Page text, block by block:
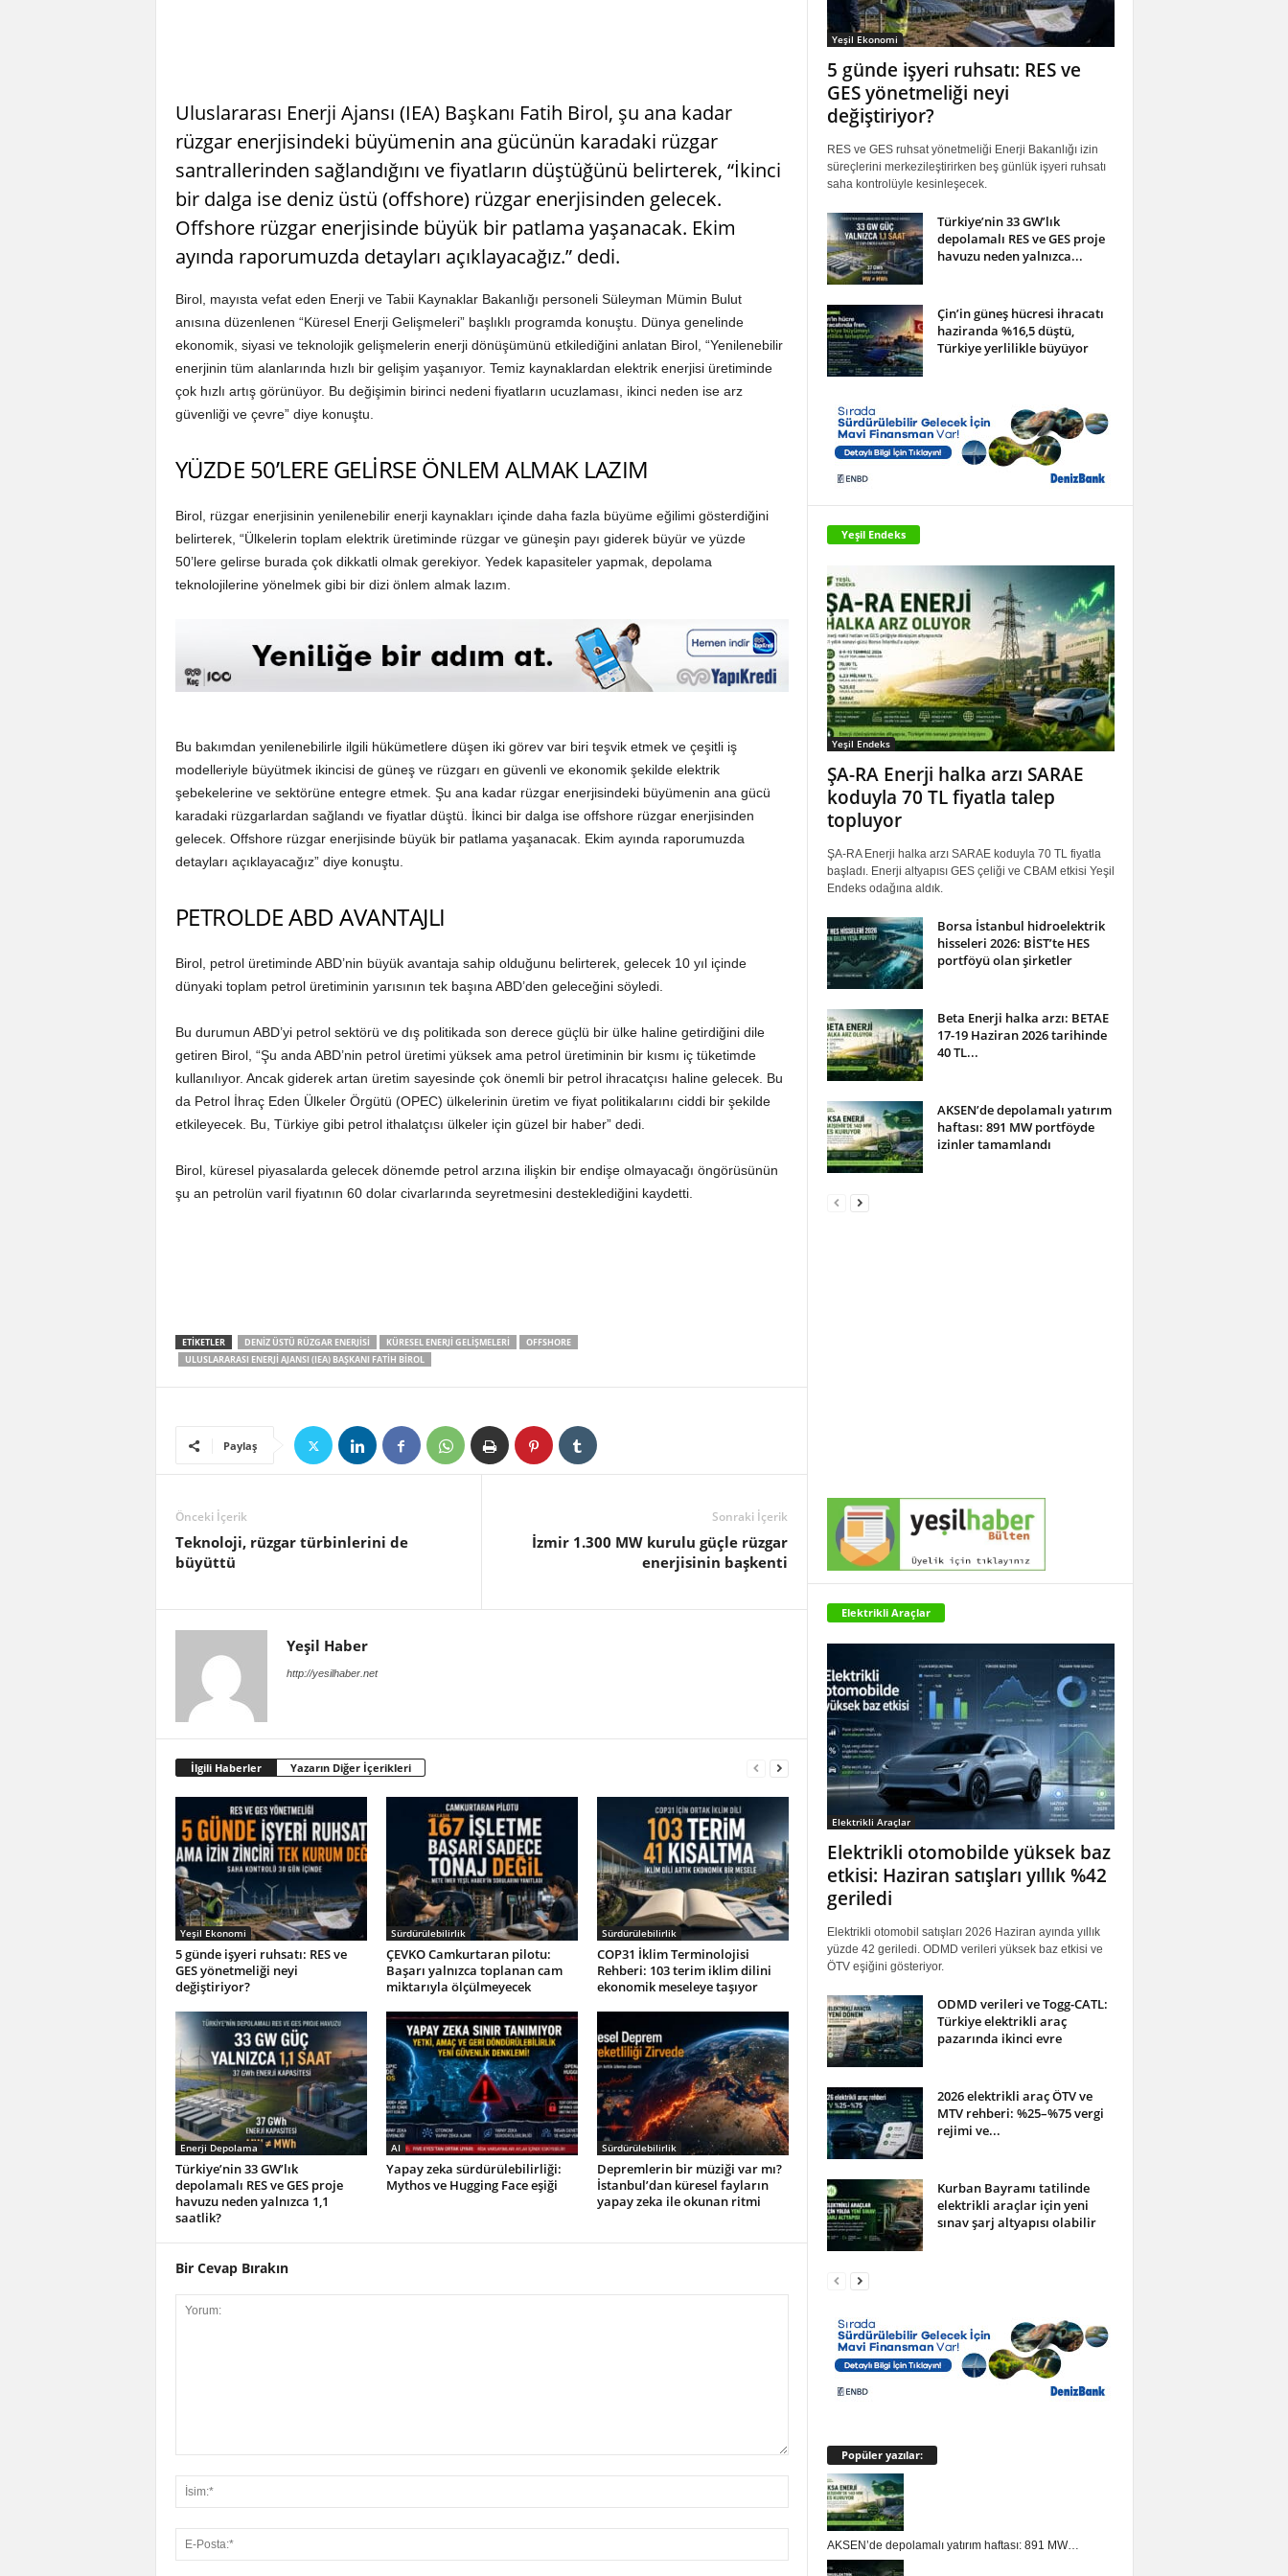
Uluslararası Enerji Ajansı (IEA) Başkanı Fatih Birol, şu ana kadar
rüzgar enerjisindeki büyümenin ana gücünün karadaki rüzgar
santrallerinden sağlandığını ve fiyatların düştüğünü belirterek, “İkinci
bir dalga ise deniz üstü (offshore) rüzgar enerjisinden gelecek.
Offshore rüzgar enerjisinde büyük bir patlama yaşanacak. Ekim
ayında raporumuzda detayları açıklayacağız.” dedi.
Birol, mayısta vefat eden Enerji ve Tabii Kaynaklar Bakanlığı personeli Süleyman Mümin Bulut
anısına düzenlenen “Küresel Enerji Gelişmeleri” başlıklı programda konuştu. Dünya genelinde
ekonomik, siyasi ve teknolojik gelişmelerin enerji dönüşümünü etkilediğini anlatan Birol, “Yenilenebilir
enerjinin tüm alanlarında hızlı bir gelişim yaşanıyor. Temiz kaynaklardan elektrik enerjisi üretiminde
çok hızlı artış görünüyor. Bu değişimin birinci nedeni fiyatların ucuzlaması, ikinci neden ise arz
güvenliği ve çevre” diye konuştu.
YÜZDE 50’LERE GELİRSE ÖNLEM ALMAK LAZIM
Birol, rüzgar enerjisinin yenilenebilir enerji kaynakları içinde daha fazla büyüme eğilimi gösterdiğini
belirterek, “Ülkelerin toplam elektrik üretiminde rüzgar ve güneşin payı giderek büyür ve yüzde
50’lere gelirse burada çok dikkatli olmak gerekiyor. Yedek kapasiteler yapmak, depolama
teknolojilerine yönelmek gibi bir dizi önlem almak lazım.
Bu bakımdan yenilenebilirle ilgili hükümetlere düşen iki görev var biri teşvik etmek ve çeşitli iş
modelleriyle büyütmek ikincisi de güneş ve rüzgarı en güvenli ve ekonomik şekilde elektrik
şebekelerine ve sektörüne entegre etmek. Şu ana kadar rüzgar enerjisindeki büyümenin ana gücü
karadaki rüzgarlardan sağlandı ve fiyatlar düştü. İkinci bir dalga ise offshore rüzgar enerjisinden
gelecek. Offshore rüzgar enerjisinde büyük bir patlama yaşanacak. Ekim ayında raporumuzda
detayları açıklayacağız” diye konuştu.
PETROLDE ABD AVANTAJLI
Birol, petrol üretiminde ABD’nin büyük avantaja sahip olduğunu belirterek, gelecek 10 yıl içinde
dünyaki toplam petrol üretiminin yarısının tek başına ABD’den geleceğini söyledi.
Bu durumun ABD’yi petrol sektörü ve dış politikada son derece güçlü bir ülke haline getirdiğini dile
getiren Birol, “Şu anda ABD’nin petrol üretimi yüksek ama petrol üretiminin bir kısmı iç tüketimde
kullanılıyor. Ancak giderek artan üretim sayesinde çok önemli bir petrol ihracatçısı haline gelecek. Bu
da Petrol İhraç Eden Ülkeler Örgütü (OPEC) ülkelerinin üretim ve fiyat politikalarını ciddi bir şekilde
etkileyecek. Bu, Türkiye gibi petrol ithalatçısı ülkeler için güzel bir haber” dedi.
Birol, küresel piyasalarda gelecek dönemde petrol arzına ilişkin bir endişe olmayacağı öngörüsünün
şu an petrolün varil fiyatının 60 dolar civarlarında seyretmesini desteklediğini kaydetti.
ETIKETLER DENIZ ÜSTÜ RÜZGAR ENERJISI KÜRESEL ENERJI GELIŞMELERI
OFFSHORE
ULUSLARARASI ENERJI AJANSI (IEA) BAŞKANI FATIH BIROL
Paylaş
Önceki İçerik
Teknoloji, rüzgar türbinlerini de
büyüttü
Sonraki İçerik
İzmir 1.300 MW kurulu güçle rüzgar
enerjisinin başkenti
Yeşil Haber
http://yesilhaber.net
İlgili Haberler Yazarın Diğer İçerikleri
Yeşil Ekonomi
5 günde işyeri ruhsatı: RES ve
GES yönetmeliği neyi
değiştiriyor?
Sürdürülebilirlik
ÇEVKO Camkurtaran pilotu:
Başarı yalnızca toplanan cam
miktarıyla ölçülmeyecek
Sürdürülebilirlik
COP31 İklim Terminolojisi
Rehberi: 103 terim iklim dilini
ekonomik meseleye taşıyor
Enerji Depolama
Türkiye’nin 33 GW’lık
depolamalı RES ve GES proje
havuzu neden yalnızca 1,1
saatlik?
AI
Yapay zeka sürdürülebilirliği:
Mythos ve Hugging Face eşiği
Sürdürülebilirlik
Depremlerin bir müziği var mı?
İstanbul’dan küresel fayların
yapay zeka ile okunan ritmi
Bir Cevap Bırakın
Yeşil Ekonomi
5 günde işyeri ruhsatı: RES ve
GES yönetmeliği neyi
değiştiriyor?
RES ve GES ruhsat yönetmeliği Enerji Bakanlığı izin
süreçlerini merkezileştirirken beş günlük işyeri ruhsatı
saha kontrolüyle kesinleşecek.
Türkiye’nin 33 GW’lık
depolamalı RES ve GES proje
havuzu neden yalnızca...
Çin’in güneş hücresi ihracatı
haziranda %16,5 düştü,
Türkiye yerlilikle büyüyor
Yeşil Endeks
Yeşil Endeks
ŞA-RA Enerji halka arzı SARAE
koduyla 70 TL fiyatla talep
topluyor
ŞA-RA Enerji halka arzı SARAE koduyla 70 TL fiyatla
başladı. Enerji altyapısı GES çeliği ve CBAM etkisi Yeşil
Endeks odağına aldık.
Borsa İstanbul hidroelektrik
hisseleri 2026: BİST’te HES
portföyü olan şirketler
Beta Enerji halka arzı: BETAE
17-19 Haziran 2026 tarihinde
40 TL...
AKSEN’de depolamalı yatırım
haftası: 891 MW portföyde
izinler tamamlandı
Elektrikli Araçlar
Elektrikli Araçlar
Elektrikli otomobilde yüksek baz
etkisi: Haziran satışları yıllık %42
geriledi
Elektrikli otomobil satışları 2026 Haziran ayında yıllık
yüzde 42 geriledi. ODMD verileri yüksek baz etkisi ve
ÖTV eşiğini gösteriyor.
ODMD verileri ve Togg-CATL:
Türkiye elektrikli araç
pazarında ikinci evre
2026 elektrikli araç ÖTV ve
MTV rehberi: %25–%75 vergi
rejimi ve...
Kurban Bayramı tatilinde
elektrikli araçlar için yeni
sınav şarj altyapısı olabilir
Popüler yazılar:
AKSEN’de depolamalı yatırım haftası: 891 MW…